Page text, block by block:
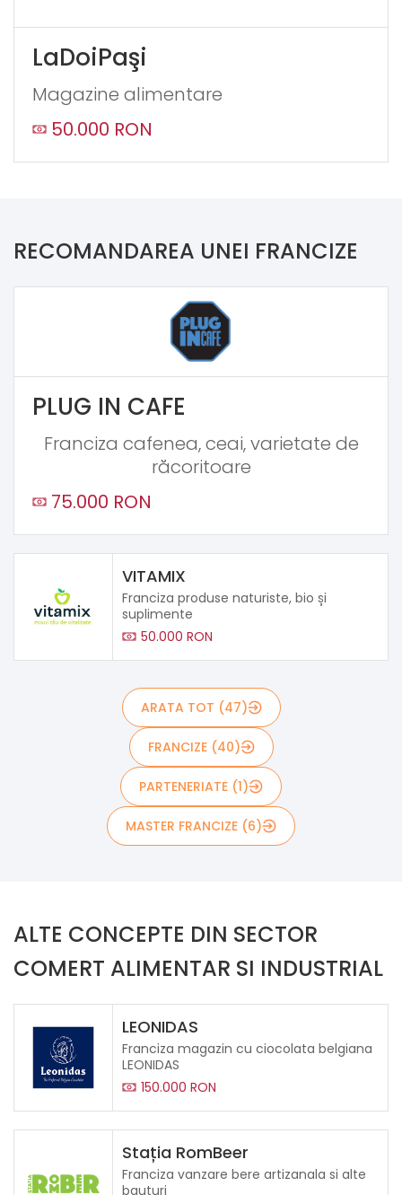
LaDoiPaşi
Magazine alimentare
50.000 RON
RECOMANDAREA UNEI FRANCIZE
PLUG IN CAFE
Franciza cafenea, ceai, varietate de
răcoritoare
75.000 RON
VITAMIX
Franciza produse naturiste, bio și
suplimente
50.000 RON
ARATA TOT (47)
FRANCIZE (40)
PARTENERIATE (1)
MASTER FRANCIZE (6)
ALTE CONCEPTE DIN SECTOR
COMERT ALIMENTAR SI INDUSTRIAL
LEONIDAS
Franciza magazin cu ciocolata belgiana
LEONIDAS
150.000 RON
Stația RomBeer
Franciza vanzare bere artizanala si alte
bauturi